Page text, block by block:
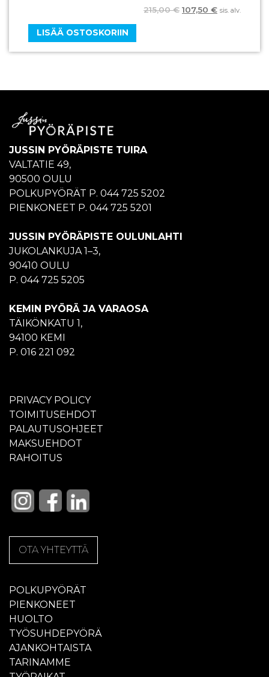
215,00€ 107,50 € sis. alv.
LISÄÄ OSTOSKORIIN
JUSSIN PYÖRÄPISTE TUIRA
VALTATIE 49,
90500 OULU
POLKUPYÖRÄT P. 044 725 5202
PIENKONEET P. 044 725 5201
JUSSIN PYÖRÄPISTE OULUNLAHTI
JUKOLANKUJA 1–3,
90410 OULU
P. 044 725 5205
KEMIN PYÖRÄ JA VARAOSA
TÄIKÖNKATU 1,
94100 KEMI
P. 016 221 092
PRIVACY POLICY
TOIMITUSEHDOT
PALAUTUSOHJEET
MAKSUEHDOT
RAHOITUS
OTA YHTEYTTÄ
POLKUPYÖRÄT
PIENKONEET
HUOLTO
TYÖSUHDEPYÖRÄ
AJANKOHTAISTA
TARINAMME